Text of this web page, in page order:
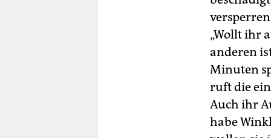
„Wollt ihr
anderen
Minuten
ruft die
Auch ihr
habe